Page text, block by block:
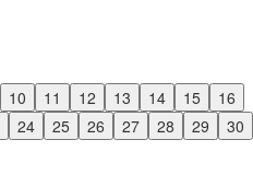
10 11 12 13 14 15
16
24 25 26 27 28 29
30